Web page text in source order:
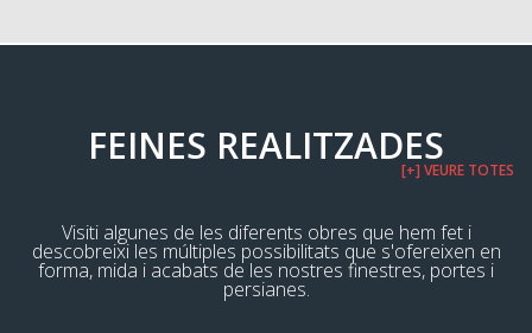
FEINES REALITZADES
[+] VEURE TOTES
Visiti algunes de les diferents obres que hem fet i
descobreixi les múltiples possibilitats que s'ofereixen en
forma, mida i acabats de les nostres finestres, portes i
persianes.